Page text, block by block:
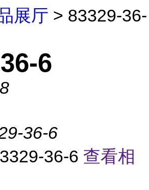
展厅 > 83329-36-
6
36-6
36-6 查看相